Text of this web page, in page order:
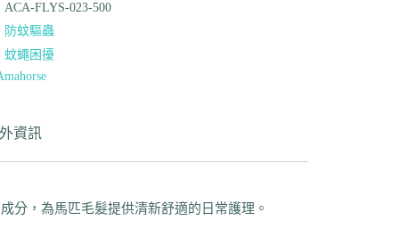
ACA-FLYS-023-500
防蚊驅蟲
蚊蠅困擾
資訊
分，為馬匹毛髮提供清新舒適的日常護理。